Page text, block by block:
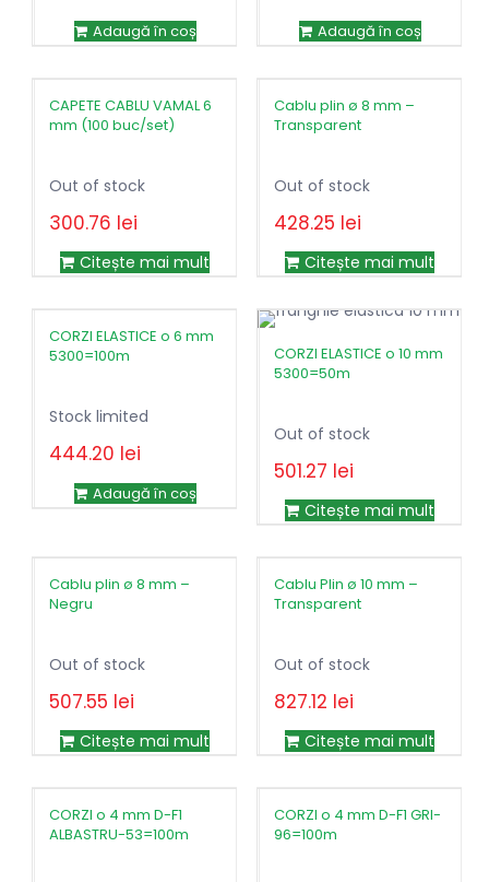
inițial
a
401.38lei.
curent
este:
Adaugă în coș Adaugă în coș
CAPETE CABLU VAMAL 6
mm (100 buc/set)
Out of stock
300.76 lei
Citește mai mult
Cablu plin ø 8 mm –
Transparent
Out of stock
428.25 lei
Citește mai mult
CORZI ELASTICE o 6 mm
5300=100m
Stock limited
444.20 lei
Adaugă în coș
CORZI ELASTICE o 10 mm
5300=50m
Out of stock
501.27 lei
Citește mai mult
Cablu plin ø 8 mm –
Negru
Out of stock
507.55 lei
Citește mai mult
Cablu Plin ø 10 mm –
Transparent
Out of stock
827.12 lei
Citește mai mult
CORZI o 4 mm D-F1
ALBASTRU-53=100m
CORZI o 4 mm D-F1 GRI-
96=100m